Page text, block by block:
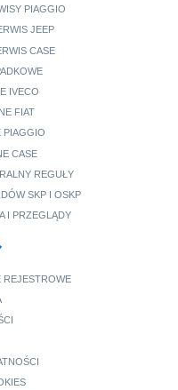
PIAGGIO
JEEP
CASE
IVECO
FIAT
PIAGGIO
CASE
REGUŁY
SKP I OSKP
I PRZEGLĄDY
REJESTROWE